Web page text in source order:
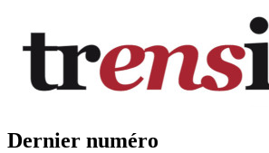
Dernier numéro